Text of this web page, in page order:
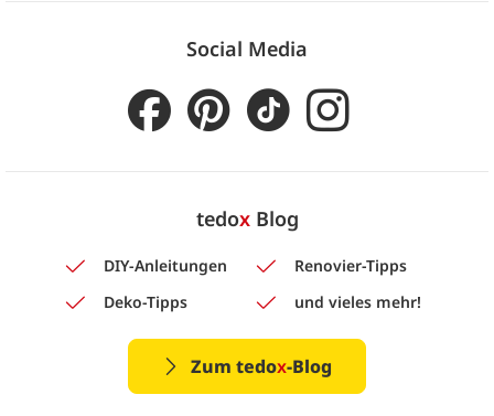
Social Media
tedoxBlog
DIY-Anleitungen
Renovier-Tipps
Deko-Tipps
und vieles mehr!
Zum tedox-Blog